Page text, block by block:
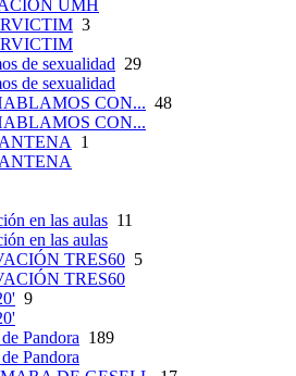
UMH
3
de sexualidad 29
de sexualidad
CON... 48
CON...
1
en las aulas 11
en las aulas
TRES60 5
TRES60
9
Pandora 189
Pandora